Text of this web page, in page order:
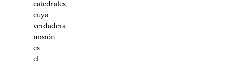
catedrales,
cuya
verdadera
misión
es
el